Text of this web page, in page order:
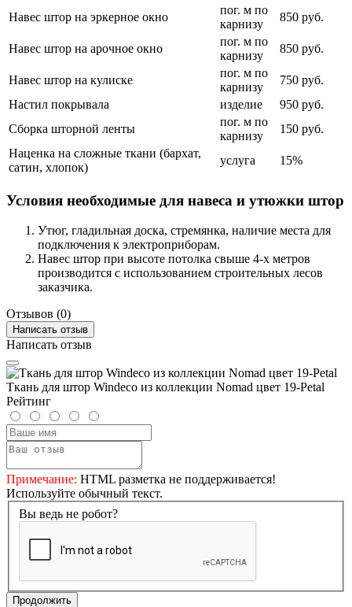
Навес штор на эркерное окно
пог. м по
карнизу
850 руб.
Навес штор на арочное окно
пог. м по
карнизу
850 руб.
Навес штор на кулиске
пог. м по
карнизу
750 руб.
Настил покрывала
изделие
950 руб.
Сборка шторной ленты
пог. м по
карнизу
150 руб.
Наценка на сложные ткани (бархат,
сатин, хлопок)
услуга 15%
Условия необходимые для навеса и утюжки штор
Утюг, гладильная доска, стремянка, наличие места для
подключения к электроприборам.
Навес штор при высоте потолка свыше 4-х метров
производится с использованием строительных лесов
заказчика.
Отзывов (0)
Написать отзыв
Написать отзыв
Ткань для штор Windeco из коллекции Nomad цвет 19-Petal
Рейтинг
Примечание: HTML разметка не поддерживается!
Используйте обычный текст.
Вы ведь не робот?
Продолжить